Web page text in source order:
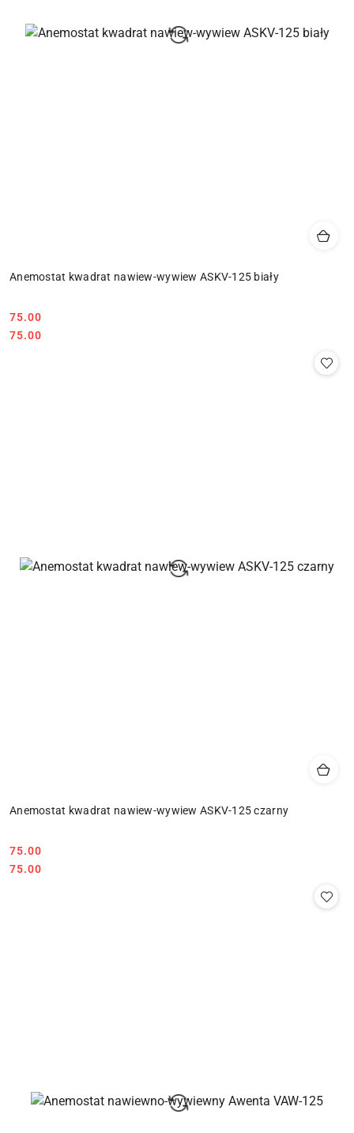
Anemostat kwadrat nawiew-wywiew ASKV-125 biały
Cena:
75.00
Cena:
75.00
Anemostat kwadrat nawiew-wywiew ASKV-125 czarny
Cena:
75.00
Cena:
75.00